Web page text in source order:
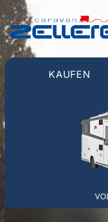
TOGGLE
MENU
KAUFEN